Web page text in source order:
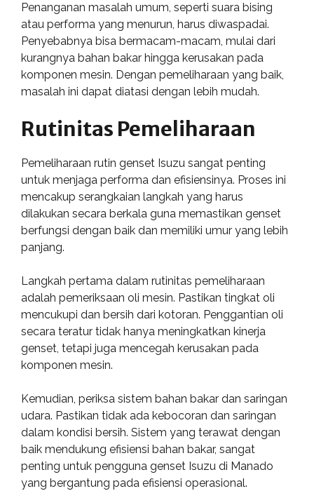
Penanganan masalah umum, seperti suara bising
atau performa yang menurun, harus diwaspadai.
Penyebabnya bisa bermacam-macam, mulai dari
kurangnya bahan bakar hingga kerusakan pada
komponen mesin. Dengan pemeliharaan yang baik,
masalah ini dapat diatasi dengan lebih mudah.
Rutinitas Pemeliharaan
Pemeliharaan rutin genset Isuzu sangat penting
untuk menjaga performa dan efisiensinya. Proses ini
mencakup serangkaian langkah yang harus
dilakukan secara berkala guna memastikan genset
berfungsi dengan baik dan memiliki umur yang lebih
panjang.
Langkah pertama dalam rutinitas pemeliharaan
adalah pemeriksaan oli mesin. Pastikan tingkat oli
mencukupi dan bersih dari kotoran. Penggantian oli
secara teratur tidak hanya meningkatkan kinerja
genset, tetapi juga mencegah kerusakan pada
komponen mesin.
Kemudian, periksa sistem bahan bakar dan saringan
udara. Pastikan tidak ada kebocoran dan saringan
dalam kondisi bersih. Sistem yang terawat dengan
baik mendukung efisiensi bahan bakar, sangat
penting untuk pengguna genset Isuzu di Manado
yang bergantung pada efisiensi operasional.